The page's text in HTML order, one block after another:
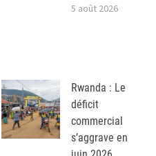
5 août 2026
Rwanda : Le
déficit
commercial
s’aggrave en